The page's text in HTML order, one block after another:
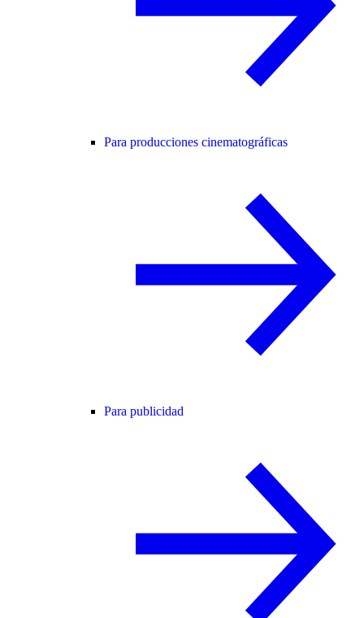
Para producciones cinematográficas
Para publicidad